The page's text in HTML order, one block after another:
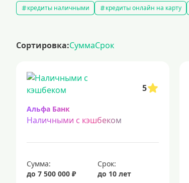
кредиты наличными кредиты онлайн на карту
кредит на 200000 рублей
срочный кредит
Сортировка:СуммаСрок
5
Альфа Банк
Наличными с кэшбеком
Сумма:
до 7 500 000 ₽
Срок:
до 10 лет